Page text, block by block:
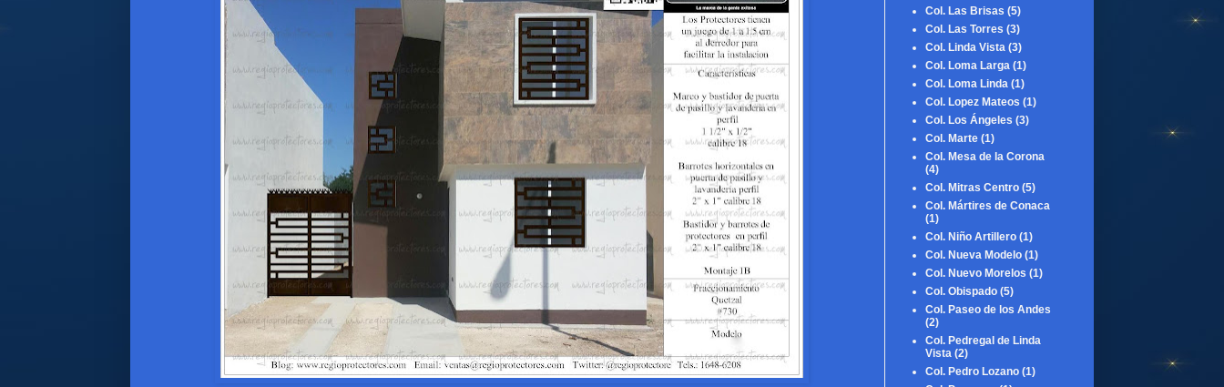
Col. Las Brisas (5)
Col. Las Torres (3)
Col. Linda Vista (3)
Col. Loma Larga (1)
Col. Loma Linda (1)
Col. Lopez Mateos (1)
Col. Los Ángeles (3)
Col. Marte (1)
Col. Mesa de la Corona
(4)
Col. Mitras Centro (5)
Col. Mártires de Conaca
(1)
Col. Niño Artillero (1)
Col. Nueva Modelo (1)
Col. Nuevo Morelos (1)
Col. Obispado (5)
Col. Paseo de los Andes
(2)
Col. Pedregal de Linda
Vista (2)
Col. Pedro Lozano (1)